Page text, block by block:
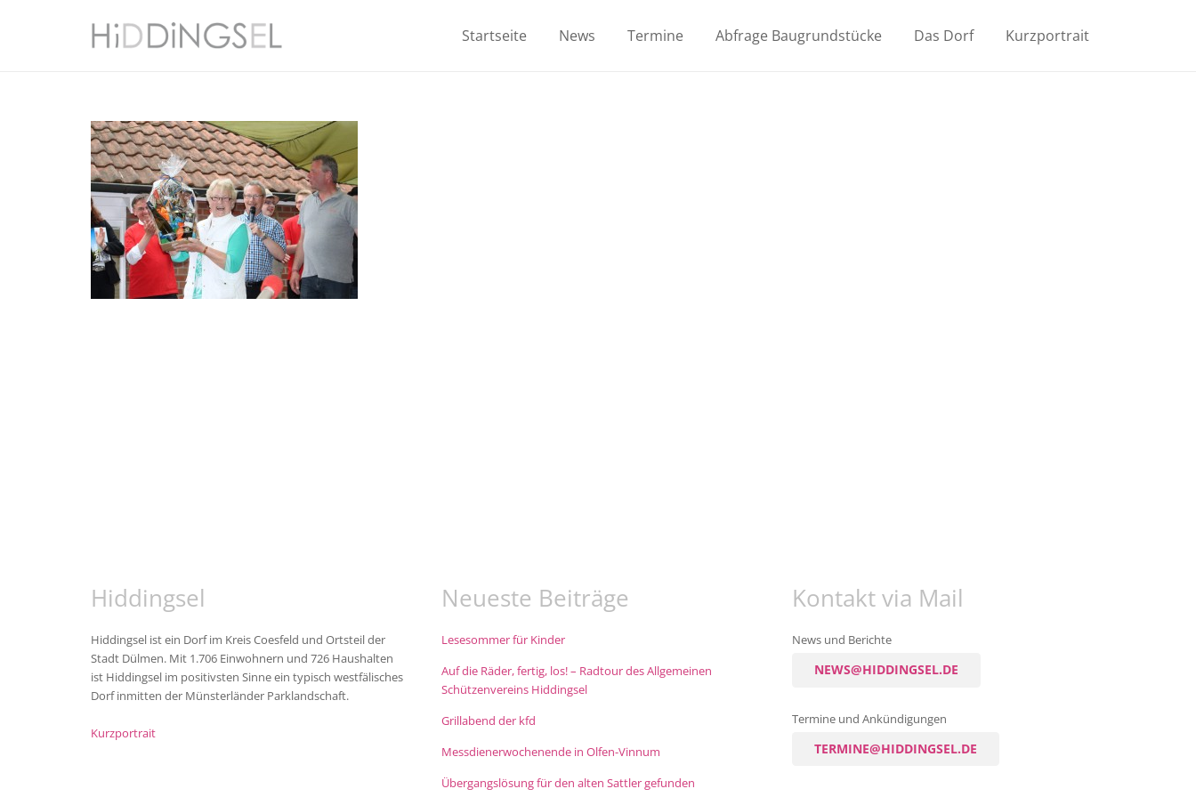
Startseite News Termine Abfrage Baugrundstücke Das Dorf Kurzportrait
Hiddingsel
Hiddingsel ist ein Dorf im Kreis Coesfeld und Ortsteil der
Stadt Dülmen. Mit 1.706 Einwohnern und 726 Haushalten
ist Hiddingsel im positivsten Sinne ein typisch westfälisches
Dorf inmitten der Münsterländer Parklandschaft.
Kurzportrait
Neueste Beiträge
Lesesommer für Kinder
Auf die Räder, fertig, los! – Radtour des Allgemeinen
Schützenvereins Hiddingsel
Grillabend der kfd
Messdienerwochenende in Olfen-Vinnum
Übergangslösung für den alten Sattler gefunden
Kontakt via Mail
News und Berichte
NEWS@HIDDINGSEL.DE
Termine und Ankündigungen
TERMINE@HIDDINGSEL.DE